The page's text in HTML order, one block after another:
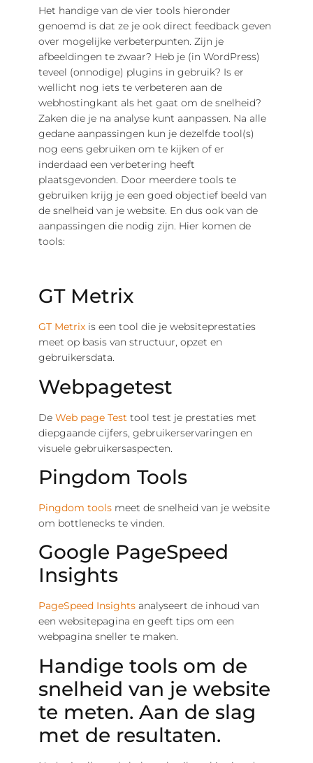
Het handige van de vier tools hieronder
genoemd is dat ze je ook direct feedback geven
over mogelijke verbeterpunten. Zijn je
afbeeldingen te zwaar? Heb je (in WordPress)
teveel (onnodige) plugins in gebruik? Is er
wellicht nog iets te verbeteren aan de
webhostingkant als het gaat om de snelheid?
Zaken die je na analyse kunt aanpassen. Na alle
gedane aanpassingen kun je dezelfde tool(s)
nog eens gebruiken om te kijken of er
inderdaad een verbetering heeft
plaatsgevonden. Door meerdere tools te
gebruiken krijg je een goed objectief beeld van
de snelheid van je website. En dus ook van de
aanpassingen die nodig zijn. Hier komen de
tools:
GT Metrix
GT Metrixis een tool die je websiteprestaties
meet op basis van structuur, opzet en
gebruikersdata.
Webpagetest
De Web page Test tool test je prestaties met
diepgaande cijfers, gebruikerservaringen en
visuele gebruikersaspecten.
Pingdom Tools
Pingdom toolsmeet de snelheid van je website
om bottlenecks te vinden.
Google PageSpeed
Insights
PageSpeed Insightsanalyseert de inhoud van
een websitepagina en geeft tips om een
webpagina sneller te maken.
Handige tools om de
snelheid van je website
te meten. Aan de slag
met de resultaten.